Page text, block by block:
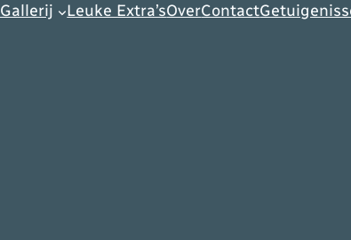
Gallerij Leuke Extra’sOverContact